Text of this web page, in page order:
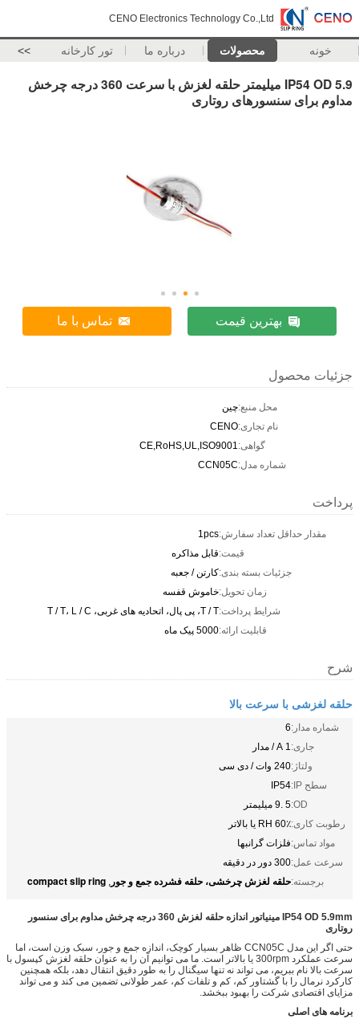
CENO Electronics Technology Co.,Ltd
خونه محصولات درباره ما تور کارخانه >>
IP54 OD 5.9 میلیمتر حلقه لغزش با سرعت 360 درجه چرخش
مداوم برای سنسورهای روتاری
بهترین قیمت تماس با ما
جزئیات محصول
محل منبع:چين
نام تجاری:CENO
گواهی:CE,RoHS,UL,ISO9001
شماره مدل:CCN05C
پرداخت
مقدار حداقل تعداد سفارش:1pcs
قیمت:قابل مذاکره
جزئیات بسته بندی:کارتن / جعبه
زمان تحویل:خاموش قفسه
شرایط پرداخت:T / T، پی پال، اتحادیه های غربی، T / T، L / C
قابلیت ارائه:5000 پیک ماه
شرح
حلقه لغزشی با سرعت بالا
شماره مدار:6
جاری:1 A / مدار
ولتاژ:240 وات / دی سی
سطح IP:
IP54
OD: 5 .9 میلیمتر
رطوبت کاری:60٪ RH یا بالاتر
مواد تماس:فلزات گرانبها
سرعت عمل:300 دور در دقیقه
برجسته:حلقه لغزش چرخشی، حلقه فشرده جمع و جور ,
compact slip ring
IP54 OD 5.9mm مینیاتور
اندازه حلقه لغزش 360 درجه چرخش مداوم برای سنسور
روتاری
حتی اگر این مدل CCN05C ظاهر بسیار کوچک، اندازه جمع و جور، سبک وزن است، اما
سرعت عملکرد 300rpm یا بالاتر است. ما می توانیم آن را به عنوان حلقه لغزش کپسول با
سرعت بالا نام ببریم، می تواند نه تنها سیگنال را به طور دقیق انتقال دهد، بلکه همچنین
کارکرد نرمال را با گشتاور کم، کم و تلفات کم، عمر طولانی تضمین می کند و می تواند
مزایای اقتصادی شرکت را بهبود ببخشد.
برنامه های اصلی